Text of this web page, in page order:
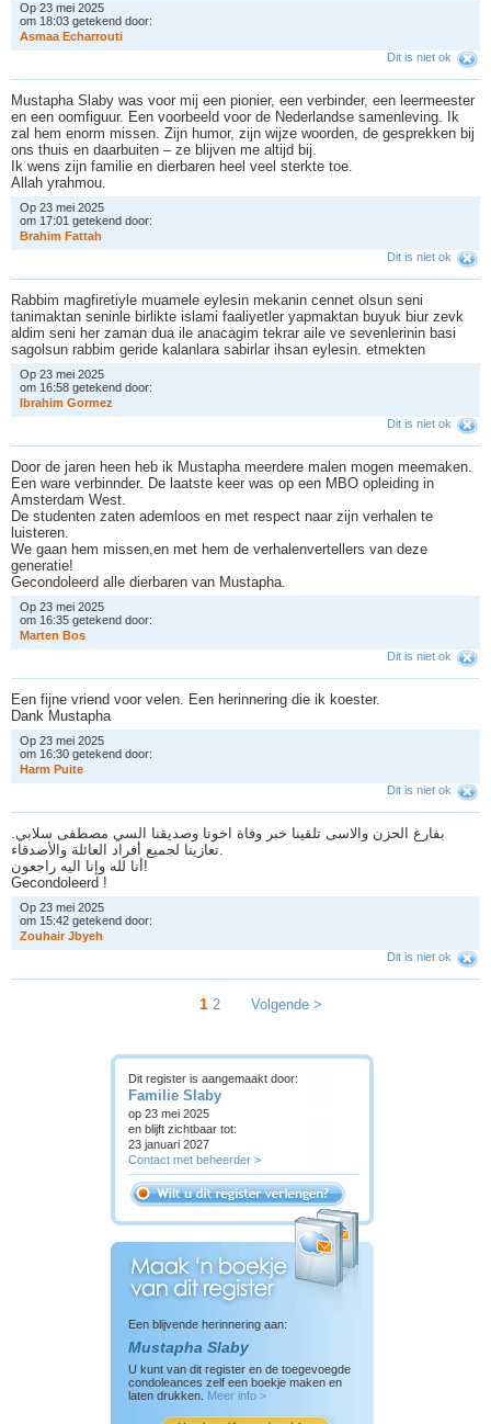
Op 23 mei 2025
om 18:03 getekend door:
Asmaa Echarrouti
Dit is niet ok
Mustapha Slaby was voor mij een pionier, een verbinder, een leermeester
en een oomfiguur. Een voorbeeld voor de Nederlandse samenleving. Ik
zal hem enorm missen. Zijn humor, zijn wijze woorden, de gesprekken bij
ons thuis en daarbuiten – ze blijven me altijd bij.
Ik wens zijn familie en dierbaren heel veel sterkte toe.
Allah yrahmou.
Op 23 mei 2025
om 17:01 getekend door:
Brahim Fattah
Dit is niet ok
Rabbim magfiretiyle muamele eylesin mekanin cennet olsun seni
tanimaktan seninle birlikte islami faaliyetler yapmaktan buyuk biur zevk
aldim seni her zaman dua ile anacagim tekrar aile ve sevenlerinin basi
sagolsun rabbim geride kalanlara sabirlar ihsan eylesin. etmekten
Op 23 mei 2025
om 16:58 getekend door:
brahim Gormez
Dit is niet ok
Door de jaren heen heb ik Mustapha meerdere malen mogen meemaken.
Een ware verbinnder. De laatste keer was op een MBO opleiding in
Amsterdam West.
De studenten zaten ademloos en met respect naar zijn verhalen te
luisteren.
We gaan hem missen,en met hem de verhalenvertellers van deze
generatie!
Gecondoleerd alle dierbaren van Mustapha.
Op 23 mei 2025
om 16:35 getekend door:
Marten Bos
Dit is niet ok
Een fijne vriend voor velen. Een herinnering die ik koester.
Dank Mustapha
Op 23 mei 2025
om 16:30 getekend door:
Harm Puite
Dit is niet ok
بفارغ الحزن والاسى تلقينا خبر وفاة اخونا وصديقنا السي مصطفى سلابي.
تعازينا لجميع أفراد العائلة والأصدقاء.
أنا لله وإنا اليه راجعون!
Gecondoleerd !
Op 23 mei 2025
om 15:42 getekend door:
Zou hair Jbyeh
Dit is niet ok
1 2 Volgende >
Dit register is aangemaakt door:
Familie Slaby
op 23 mei 2025
en blijft zichtbaar tot:
23 januari 2027
Contact met beheerder >
Een blijvende herinnering aan:
Mustapha Slaby
U kunt van dit register en de toegevoegde
condoleances zelf een boekje maken en
laten drukken. Meer info >